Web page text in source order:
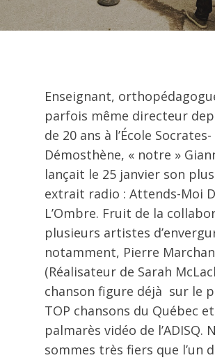
Enseignant,
parfois même directeur
de 20 ans à l’École Socrates-
Démosthène, « notre »
lançait le 25 janvier son
extrait radio : Attends-Moi
L’Ombre. Fruit de la
plusieurs artistes
notamment, Pierre
(Réalisateur de Sarah
chanson figure déjà sur le
TOP chansons du Québec
palmarès vidéo de l’ADISQ.
sommes très fiers que l’un